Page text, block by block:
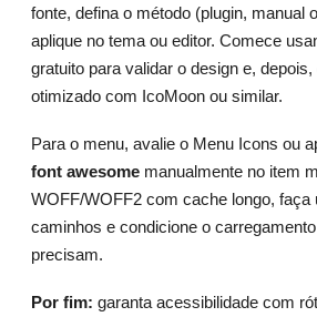
fonte, defina o método (plugin, manual
aplique no tema ou editor. Comece
gratuito para validar o design e,
otimizado com IcoMoon ou similar.
Para o menu, avalie o Menu Icons ou
font awesomemanualmente no item
WOFF/WOFF2 com cache longo, faça
caminhos e condicione o
precisam.
Por fim: garanta acessibilidade com